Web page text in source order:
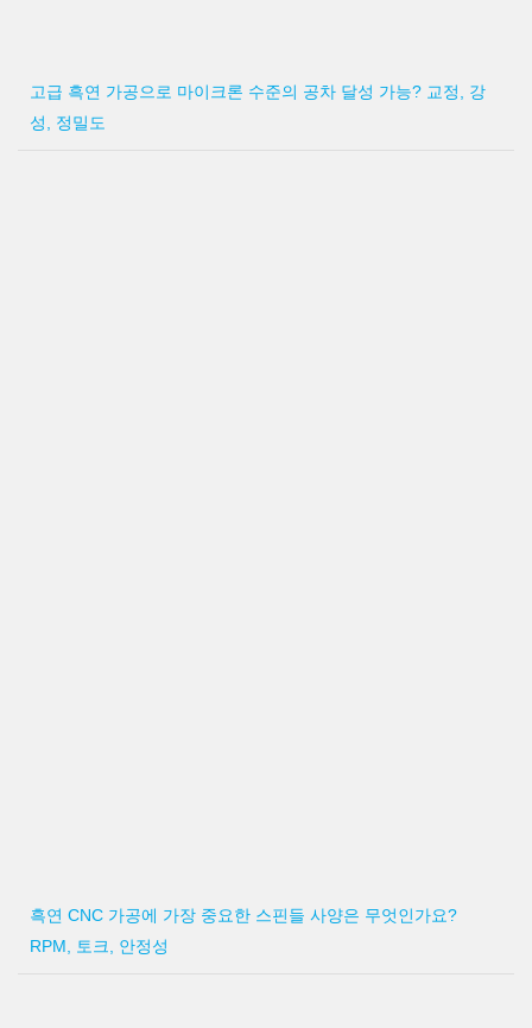
고급 흑연 가공으로 마이크론 수준의 공차 달성 가능? 교정, 강
성, 정밀도
흑연 CNC 가공에 가장 중요한 스핀들 사양은 무엇인가요?
RPM, 토크, 안정성